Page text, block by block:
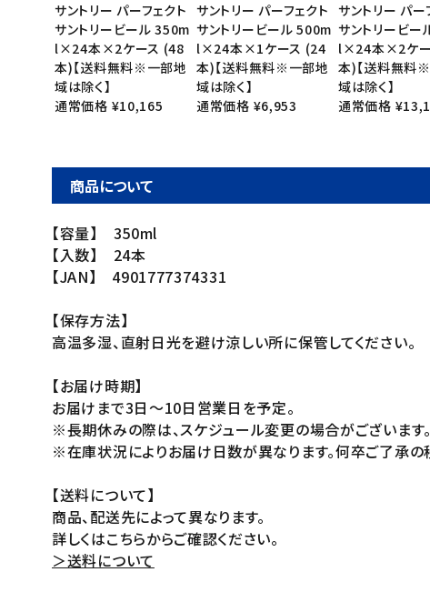
サントリー パーフェクト
サントリービール 350m
l×24本×2ケース (48
本)【送料無料※一部地
域は除く】
通常価格 ¥10,165
サントリー パーフェクト
サントリービール 500m
l×24本×1ケース (24
本)【送料無料※一部地
域は除く】
通常価格 ¥6,953
サントリー パー
サントリービー
l×24本×2ケ
本)【送料無料
域は除く】
通常価格
商品について
【容量】 350ml
【入数】 24本
【JAN】 4901777374331
【保存方法】
高温多湿、直射日光を避け涼しい所に保管してください。
【お届け時期】
お届けまで3日～10日営業日を予定。
※長期休みの際は、スケジュール変更の場合がございます。
※在庫状況によりお届け日数が異なります。何卒ご了承の
【送料について】
商品、配送先によって異なります。
詳しくはこちらからご確認ください。
＞送料について